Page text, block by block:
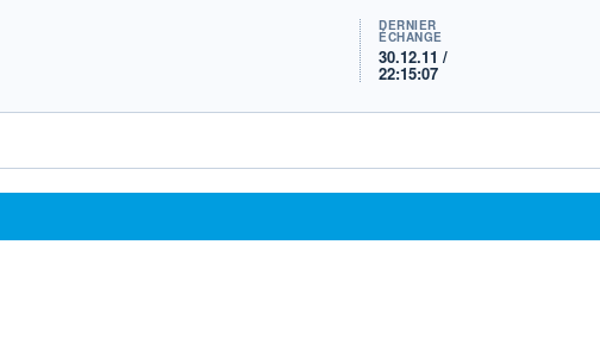
DERNIER
ÉCHANGE
30.12.11 /
22:15:07